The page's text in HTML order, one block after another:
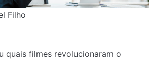
Filho
quais filmes revolucionaram o